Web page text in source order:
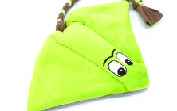
u
k
t